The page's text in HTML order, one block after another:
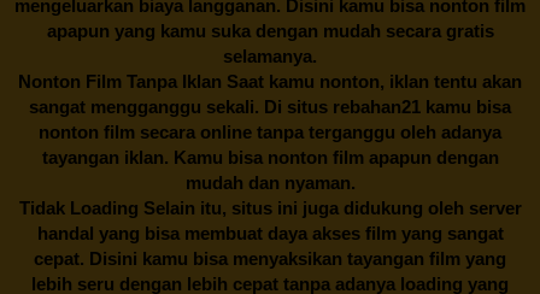
mengeluarkan biaya langganan. Disini kamu bisa nonton film
apapun yang kamu suka dengan mudah secara gratis
selamanya.
Nonton Film Tanpa Iklan Saat kamu nonton, iklan tentu akan
sangat mengganggu sekali. Di situs rebahan21 kamu bisa
nonton film secara online tanpa terganggu oleh adanya
tayangan iklan. Kamu bisa nonton film apapun dengan
mudah dan nyaman.
Tidak Loading Selain itu, situs ini juga didukung oleh server
handal yang bisa membuat daya akses film yang sangat
cepat. Disini kamu bisa menyaksikan tayangan film yang
lebih seru dengan lebih cepat tanpa adanya loading yang